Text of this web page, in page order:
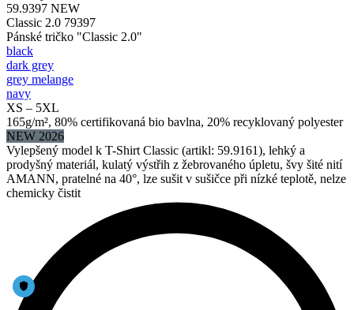
59.9397 NEW
Classic 2.0 79397
Pánské tričko "Classic 2.0"
black
dark grey
grey melange
navy
XS – 5XL
165g/m², 80% certifikovaná bio bavlna, 20% recyklovaný polyester
NEW 2026
Vylepšený model k T-Shirt Classic (artikl: 59.9161), lehký a
prodyšný materiál, kulatý výstřih z žebrovaného úpletu, švy šité nití
AMANN, pratelné na 40°, lze sušit v sušičce při nízké teplotě, nelze
chemicky čistit